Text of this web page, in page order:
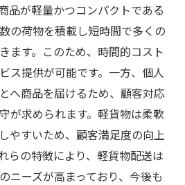
品が軽量かつコンパクトである
の荷物を積載し短時間で多くの
ます。このため、時間的コスト
ス提供が可能です。一方、個人
へ商品を届けるため、顧客対応
が求められます。軽貨物は柔軟
やすいため、顧客満足度の向上
らの特徴により、軽貨物配送は
ニーズが高まっており、今後も